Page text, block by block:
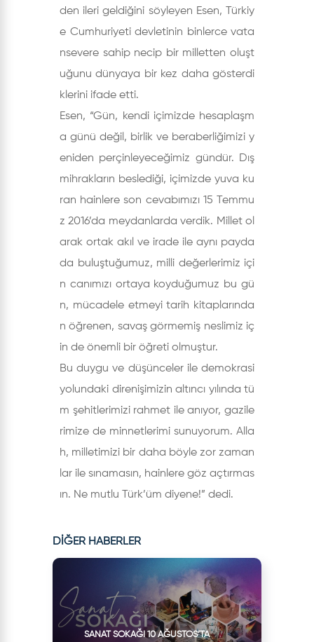
den ileri geldiğini söyleyen Esen, Türkiy
e Cumhuriyeti devletinin binlerce vata
nsevere sahip necip bir milletten oluşt
uğunu dünyaya bir kez daha gösterdi
klerini ifade etti.
Esen, “Gün, kendi içimizde hesaplaşm
a günü değil, birlik ve beraberliğimizi y
eniden perçinleyeceğimiz gündür. Dış
mihrakların beslediği, içimizde yuva ku
ran hainlere son cevabımızı 15 Temmu
z 2016’da meydanlarda verdik. Millet ol
arak ortak akıl ve irade ile aynı payda
da buluştuğumuz, milli değerlerimiz içi
n canımızı ortaya koyduğumuz bu gü
n, mücadele etmeyi tarih kitaplarında
n öğrenen, savaş görmemiş neslimiz iç
in de önemli bir öğreti olmuştur.
Bu duygu ve düşünceler ile demokrasi
yolundaki direnişimizin altıncı yılında tü
m şehitlerimizi rahmet ile anıyor, gazile
rimize de minnetlerimi sunuyorum. Alla
h, milletimizi bir daha böyle zor zaman
lar ile sınamasın, hainlere göz açtırmas
ın. Ne mutlu Türk’üm diyene!” dedi.
DİĞER HABERLER
SANAT SOKAĞI 10 AĞUSTOS’TA